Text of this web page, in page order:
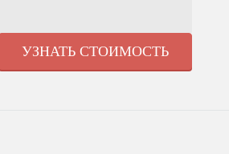
УЗНАТЬ СТОИМОСТЬ